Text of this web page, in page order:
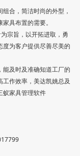
合，简洁时尚的外型，
具布置的需要。
宗旨，以开拓进取，勇
为客户提供尽善尽美的
及时及准确知道工厂的
作效率，美达凯姚总及
蚁家具管理软件